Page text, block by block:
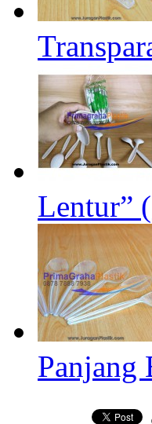
Lentur”
Panjang